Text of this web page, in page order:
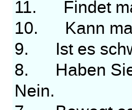
11. Findet
10. Kann
9. Ist es
8. Haben Sie
Nein.